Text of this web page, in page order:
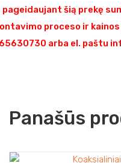
pageidaujant šią prekę
proceso ir
arba el. paštu
Panašūs